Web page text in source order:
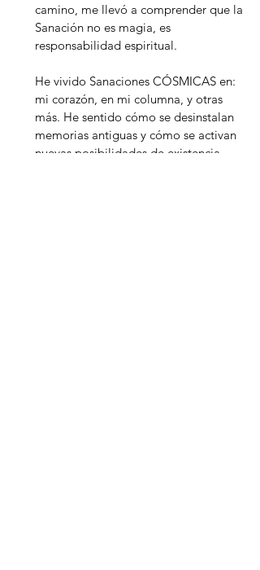
camino, me llevó a comprender que la
Sanación no es magia, es
responsabilidad espiritual.
He vivido Sanaciones CÓSMICAS en:
mi corazón, en mi columna, y otras
más. He sentido cómo se desinstalan
memorias antiguas y cómo se activan
nuevas posibilidades de existencia.